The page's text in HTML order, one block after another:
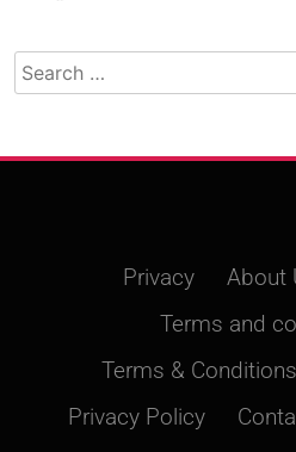
Search
for:
Privacy About
Terms and
Terms & Conditions
Privacy Policy